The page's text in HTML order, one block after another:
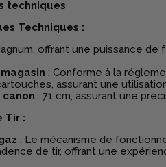
techniques
Techniques :
offrant une puissance
: Conforme à la
assurant une
: 71 cm, assurant une
Tir :
: Le mécanisme de
de tir, offrant une